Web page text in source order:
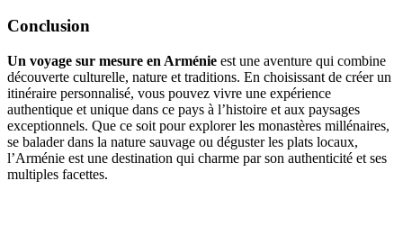
Conclusion
Un voyage sur mesure en Arménie est une aventure qui combine
découverte culturelle, nature et traditions. En choisissant de créer un
itinéraire personnalisé, vous pouvez vivre une expérience
authentique et unique dans ce pays à l’histoire et aux paysages
exceptionnels. Que ce soit pour explorer les monastères millénaires,
se balader dans la nature sauvage ou déguster les plats locaux,
l’Arménie est une destination qui charme par son authenticité et ses
multiples facettes.